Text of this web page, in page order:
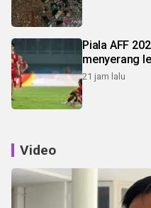
Piala AFF
menyerang
21 jam lalu
Video